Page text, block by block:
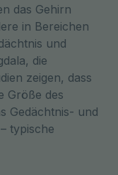
das Gehirn
in Bereichen
und
die
zeigen, dass
Größe des
Gedächtnis- und
typische